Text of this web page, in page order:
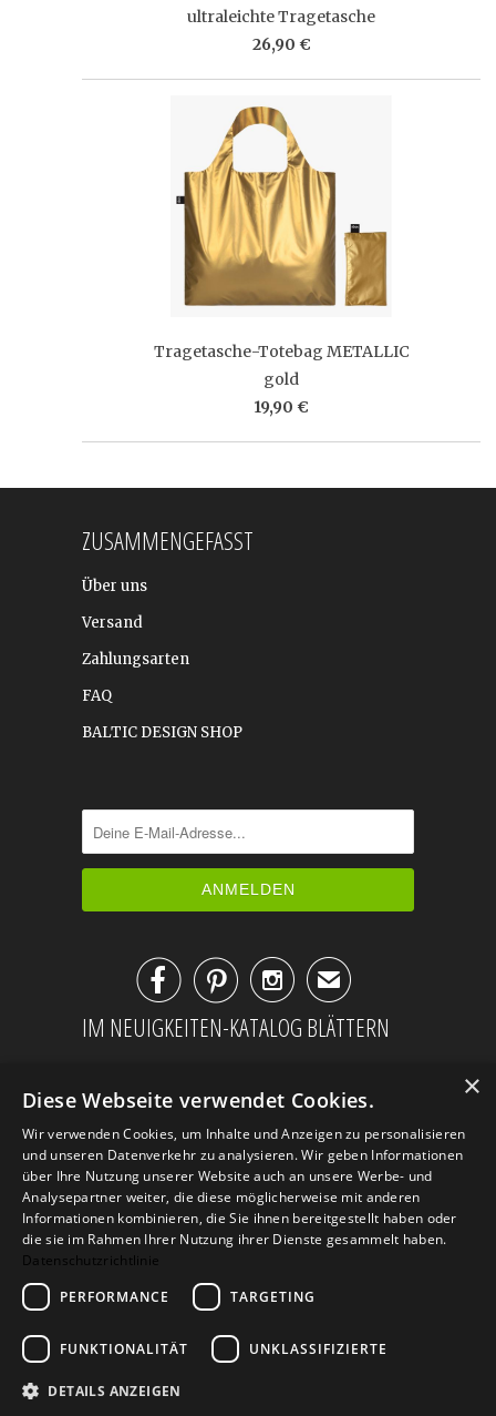
ultraleichte Tragetasche
26,90 €
Tragetasche-Totebag METALLIC
gold
19,90 €
ZUSAMMENGEFASST
Über uns
Versand
Zahlungsarten
FAQ
BALTIC DESIGN SHOP
✉
IM NEUIGKEITEN-KATALOG BLÄTTERN
AGB Datenschutz
Impressum
Kontakt
© 2026Design Geschenke
×
Diese Webseite verwendet Cookies.
Wir verwenden Cookies, um Inhalte und Anzeigen zu personalisieren
und unseren Datenverkehr zu analysieren. Wir geben Informationen
über Ihre Nutzung unserer Website auch an unsere Werbe- und
Analysepartner weiter, die diese möglicherweise mit anderen
Informationen kombinieren, die Sie ihnen bereitgestellt haben oder
die sie im Rahmen Ihrer Nutzung ihrer Dienste gesammelt haben.
Datenschutzrichtlinie
PERFORMANCE
TARGETING
FUNKTIONALITÄT UNKLASSIFIZIERTE
DETAILS ANZEIGEN